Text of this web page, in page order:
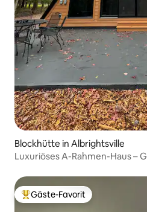
Blockhütte in Albrightsville
Luxuriöses A-Rahmen-Haus –
Beliebter Gäste-Favorit.
Gäste-Favorit